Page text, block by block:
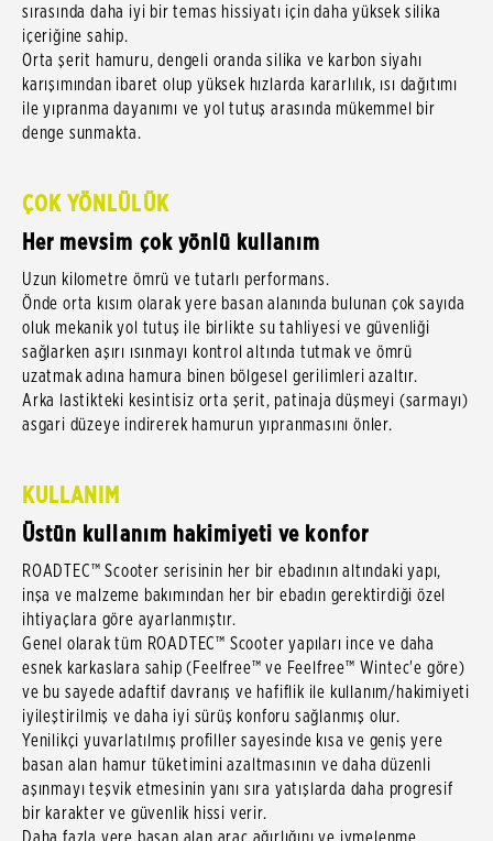
sırasında daha iyi bir temas hissiyatı için daha yüksek silika
içeriğine sahip.
Orta şerit hamuru, dengeli oranda silika ve karbon siyahı
karışımından ibaret olup yüksek hızlarda kararlılık, ısı dağıtımı
ile yıpranma dayanımı ve yol tutuş arasında mükemmel bir
denge sunmakta.
ÇOK YÖNLÜLÜK
Her mevsim çok yönlü kullanım
Uzun kilometre ömrü ve tutarlı performans.
Önde orta kısım olarak yere basan alanında bulunan çok sayıda
oluk mekanik yol tutuş ile birlikte su tahliyesi ve güvenliği
sağlarken aşırı ısınmayı kontrol altında tutmak ve ömrü
uzatmak adına hamura binen bölgesel gerilimleri azaltır.
Arka lastikteki kesintisiz orta şerit, patinaja düşmeyi (sarmayı)
asgari düzeye indirerek hamurun yıpranmasını önler.
KULLANIM
Üstün kullanım hakimiyeti ve konfor
ROADTEC™ Scooter serisinin her bir ebadının altındaki yapı,
inşa ve malzeme bakımından her bir ebadın gerektirdiği özel
ihtiyaçlara göre ayarlanmıştır.
Genel olarak tüm ROADTEC™ Scooter yapıları ince ve daha
esnek karkaslara sahip (Feelfree™ ve Feelfree™ Wintec'e göre)
ve bu sayede adaftif davranış ve hafiflik ile kullanım/hakimiyeti
iyileştirilmiş ve daha iyi sürüş konforu sağlanmış olur.
Yenilikçi yuvarlatılmış profiller sayesinde kısa ve geniş yere
basan alan hamur tüketimini azaltmasının ve daha düzenli
aşınmayı teşvik etmesinin yanı sıra yatışlarda daha progresif
bir karakter ve güvenlik hissi verir.